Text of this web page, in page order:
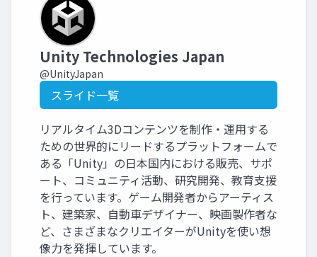
Unity Technologies Japan
@UnityJapan
スライド一覧
リアルタイム3Dコンテンツを制作・運用する
ための世界的にリードするプラットフォームで
ある「Unity」の日本国内における販売、サポ
ート、コミュニティ活動、研究開発、教育支援
を行っています。ゲーム開発者からアーティス
ト、建築家、自動車デザイナー、映画製作者な
ど、さまざまなクリエイターがUnityを使い想
像力を発揮しています。